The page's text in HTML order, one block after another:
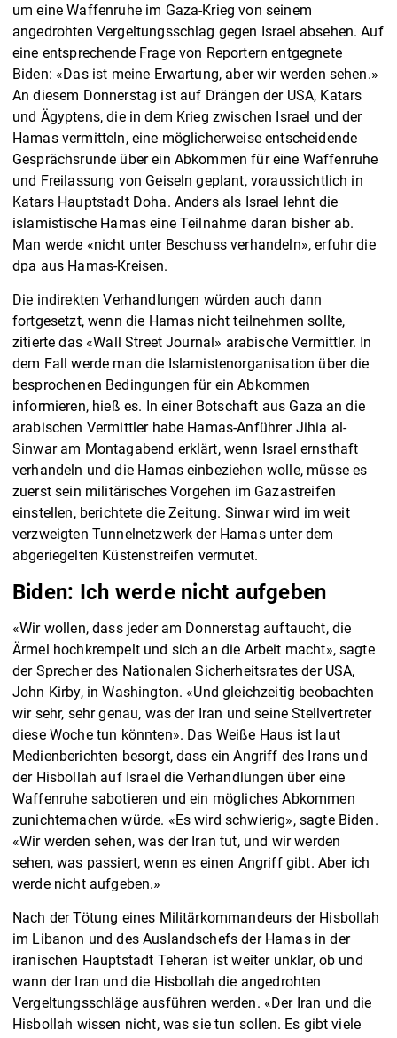
um eine Waffenruhe im Gaza-Krieg von seinem
angedrohten Vergeltungsschlag gegen Israel absehen. Auf
eine entsprechende Frage von Reportern entgegnete
Biden: «Das ist meine Erwartung, aber wir werden sehen.»
An diesem Donnerstag ist auf Drängen der USA, Katars
und Ägyptens, die in dem Krieg zwischen Israel und der
Hamas vermitteln, eine möglicherweise entscheidende
Gesprächsrunde über ein Abkommen für eine Waffenruhe
und Freilassung von Geiseln geplant, voraussichtlich in
Katars Hauptstadt Doha. Anders als Israel lehnt die
islamistische Hamas eine Teilnahme daran bisher ab.
Man werde «nicht unter Beschuss verhandeln», erfuhr die
dpa aus Hamas-Kreisen.
Die indirekten Verhandlungen würden auch dann
fortgesetzt, wenn die Hamas nicht teilnehmen sollte,
zitierte das «Wall Street Journal» arabische Vermittler. In
dem Fall werde man die Islamistenorganisation über die
besprochenen Bedingungen für ein Abkommen
informieren, hieß es. In einer Botschaft aus Gaza an die
arabischen Vermittler habe Hamas-Anführer Jihia al-
Sinwar am Montagabend erklärt, wenn Israel ernsthaft
verhandeln und die Hamas einbeziehen wolle, müsse es
zuerst sein militärisches Vorgehen im Gazastreifen
einstellen, berichtete die Zeitung. Sinwar wird im weit
verzweigten Tunnelnetzwerk der Hamas unter dem
abgeriegelten Küstenstreifen vermutet.
Biden: Ich werde nicht aufgeben
«Wir wollen, dass jeder am Donnerstag auftaucht, die
Ärmel hochkrempelt und sich an die Arbeit macht», sagte
der Sprecher des Nationalen Sicherheitsrates der USA,
John Kirby, in Washington. «Und gleichzeitig beobachten
wir sehr, sehr genau, was der Iran und seine Stellvertreter
diese Woche tun könnten». Das Weiße Haus ist laut
Medienberichten besorgt, dass ein Angriff des Irans und
der Hisbollah auf Israel die Verhandlungen über eine
Waffenruhe sabotieren und ein mögliches Abkommen
zunichtemachen würde. «Es wird schwierig», sagte Biden.
«Wir werden sehen, was der Iran tut, und wir werden
sehen, was passiert, wenn es einen Angriff gibt. Aber ich
werde nicht aufgeben.»
Nach der Tötung eines Militärkommandeurs der Hisbollah
im Libanon und des Auslandschefs der Hamas in der
iranischen Hauptstadt Teheran ist weiter unklar, ob und
wann der Iran und die Hisbollah die angedrohten
Vergeltungsschläge ausführen werden. «Der Iran und die
Hisbollah wissen nicht, was sie tun sollen. Es gibt viele